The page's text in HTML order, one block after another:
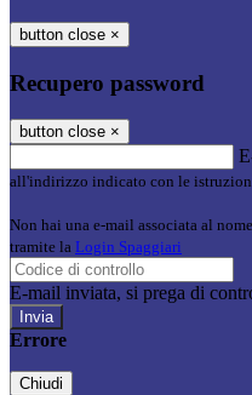
button close ×
Recupero password
button close ×
all'indirizzo indicato con le
Non hai una e-mail associata al
tramite la Login Spaggiari
E-mail inviata, si prega di
Errore
Chiudi